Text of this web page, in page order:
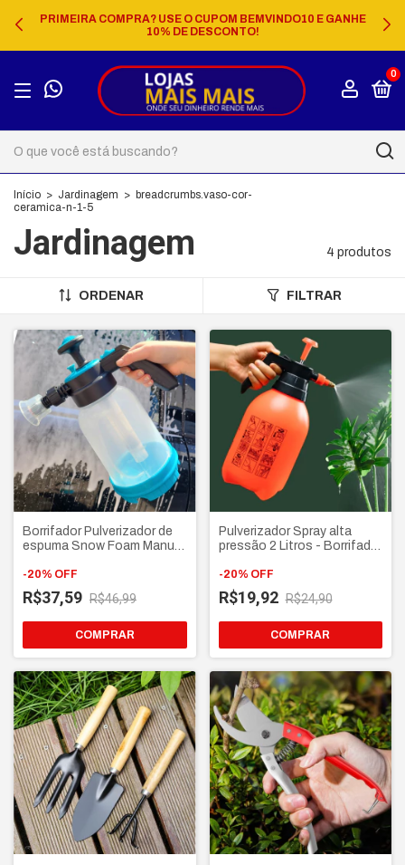
PRIMEIRA COMPRA? USE O CUPOM BEMVINDO10 E GANHE
10% DE DESCONTO!
0
Início > Jardinagem > breadcrumbs.vaso-cor-
ceramica-n-1-5
Jardinagem 4 produtos
ORDENAR FILTRAR
Borrifador Pulverizador de
espuma Snow Foam Manual
-20% OFF
R$37,59 R$46,99
COMPRAR
Pulverizador Spray alta
pressão 2 Litros - Borrifador
e trava de gatilho
-20% OFF
R$19,92 R$24,90
COMPRAR